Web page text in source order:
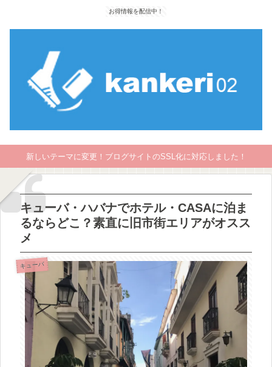
お得情報を配信中！
新しいテーマに変更！ブログサイトのSSL化に対応しました！
キューバ・ハバナでホテル・CASAに泊ま
るならどこ？素直に旧市街エリアがオスス
メ
キューバ